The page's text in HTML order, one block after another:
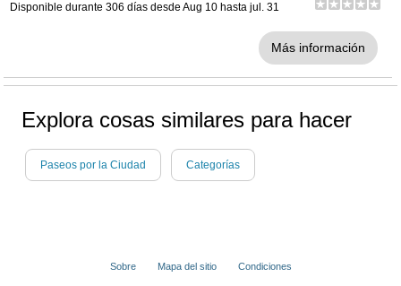
Disponible durante 306 días desde Aug 10 hasta jul. 31
Más información
Explora cosas similares para hacer
Paseos por la Ciudad Categorías
Sobre Mapa del sitio Condiciones